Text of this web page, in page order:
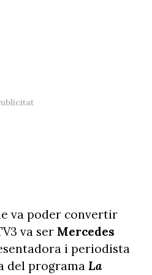
va poder convertir
va ser Mercedes
i periodista
del programa La